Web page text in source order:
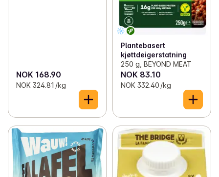
NOK 168.90
NOK 324.81 /kg
Plantebasert
kjøttdeigerstatning
250 g, BEYOND MEAT
NOK 83.10
NOK 332.40 /kg